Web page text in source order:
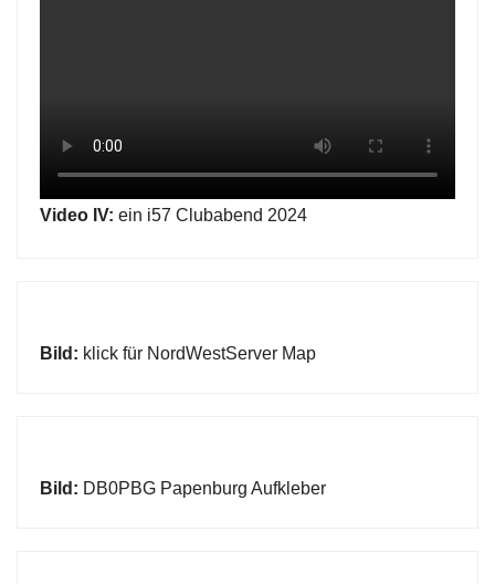
Video IV: ein i57 Clubabend 2024
Bild: klick für NordWestServer Map
Bild: DB0PBG Papenburg Aufkleber